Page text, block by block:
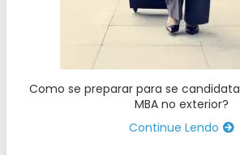
Como se preparar para se
MBA no exterior?
Continue Lendo